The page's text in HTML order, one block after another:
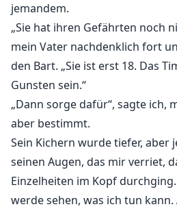
jemandem.
„Sie hat ihren Gefährten noch
mein Vater nachdenklich fort
den Bart. „Sie ist erst 18. Das
Gunsten sein.“
„Dann sorge dafür“, sagte ich,
aber bestimmt.
Sein Kichern wurde tiefer, aber
seinen Augen, das mir verriet,
Einzelheiten im Kopf
werde sehen, was ich tun